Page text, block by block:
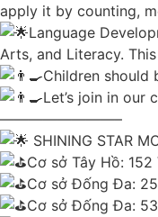
apply it by counting,
Language
Arts, and Literacy.
Children should
Let’s join in our
————————–
SHINING STAR
Cơ sở Tây Hồ:
Cơ sở Đống Đa:
Cơ sở Đống Đa: